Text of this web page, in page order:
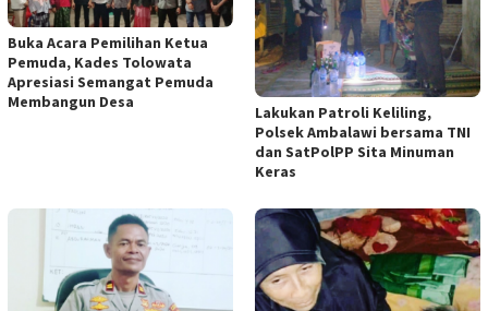
Buka Acara Pemilihan Ketua
Pemuda, Kades Tolowata
Apresiasi Semangat Pemuda
Membangun Desa
Lakukan Patroli Keliling,
Polsek Ambalawi bersama TNI
dan SatPolPP Sita Minuman
Keras